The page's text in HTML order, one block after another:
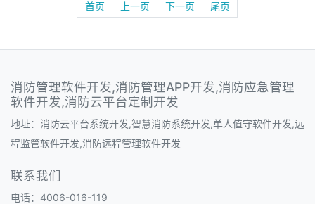
首页 上一页 下一页 尾页
消防管理软件开发,消防管理APP开发,消防应急管理
软件开发,消防云平台定制开发
地址：消防云平台系统开发,智慧消防系统开发,单人值守软件开发,远
程监管软件开发,消防远程管理软件开发
联系我们
电话：4006-016-119